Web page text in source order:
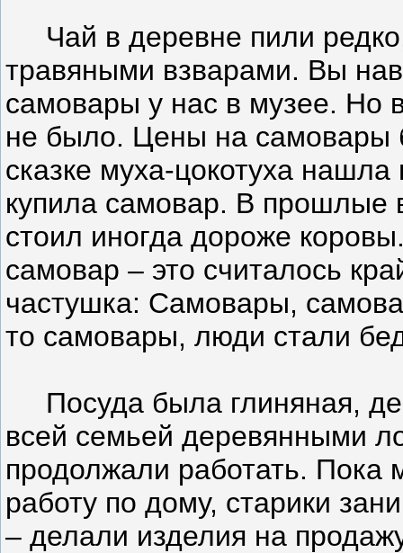
Чай в деревне пили
травяными взварами. Вы
самовары у нас в музее. Но
не было. Цены на самовары
сказке муха-цокотуха
купила самовар. В
стоил иногда дороже
самовар – это считалось
частушка: Самовары,
то самовары, люди стали
Посуда была глиняная,
всей семьей деревянными
продолжали работать.
работу по дому, старики
– делали изделия на